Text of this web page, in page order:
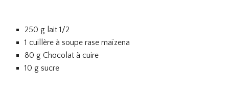
250 g lait 1/2
1 cuillère à soupe rase maïzena
80 g Chocolat à cuire
10 g sucre